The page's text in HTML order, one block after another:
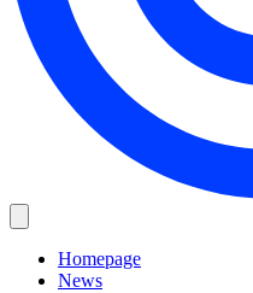
Homepage
News